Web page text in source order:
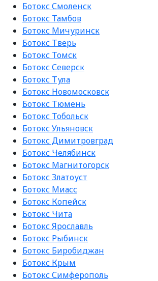
Ботокс Смоленск
Ботокс Тамбов
Ботокс Мичуринск
Ботокс Тверь
Ботокс Томск
Ботокс Северск
Ботокс Тула
Ботокс Новомосковск
Ботокс Тюмень
Ботокс Тобольск
Ботокс Ульяновск
Ботокс Димитровград
Ботокс Челябинск
Ботокс Магнитогорск
Ботокс Златоуст
Ботокс Миасс
Ботокс Копейск
Ботокс Чита
Ботокс Ярославль
Ботокс Рыбинск
Ботокс Биробиджан
Ботокс Крым
Ботокс Симферополь